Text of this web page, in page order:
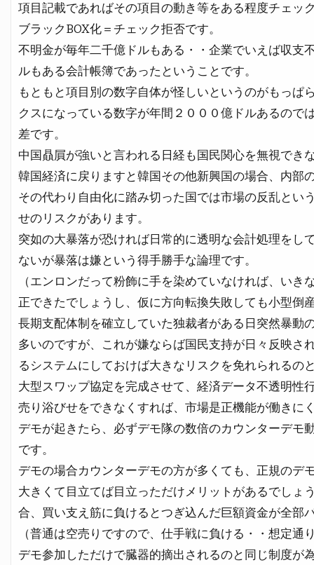
項目記載であればその項目の動き等をある程度チェッ
ブラックBOX化＝チェック拒否です。
不明金が毎年二千億ドルもある・・企業でいえば収支
ルもある会計帳簿であったということです。
もともと項目別の数字自体が怪しいというのがもっぱ
クスになっている数字が年間２０００億ドルあるので
差です。
中国贔屓が強いと言われる日経も国民関心を無視でき
韓国経済に戻りますと韓国その他新興国の場合、内部
その代わり自由化に踏み切った国では市場の反乱とい
せのリスクがあります。
突如の大暴落が恐ければ日常的に透明な会計処理をし
ないが暴落は嫌という得手勝手な論理です。
（エンロンだって粉飾に手を染めていなければ、い
正できたでしょうし、仮に方向転換失敗しても小型倒
長期支配体制を確立していた独裁者がある日突然暴動
多いのですが、これが嫌ならば国民支持が日々反映さ
るシステムにしておけば大きなリスクを免れられるの
大型スワップ協定を完成させて、経済データ不透明性
売り浴びせをできなくすれば、市場是正機能が働きに
デモが起きたら、必ずデモ隊の数倍のカウンターデモ
です。
デモの場合カウンターデモの方が多くても、正規のデ
大きくて目立てば目立っただけメリットがあるでしょ
合、買い支え筋に負けるとつぎ込んだ巨額資金が全部
（普通は空売りですので、仕手戦に負ける・・想定通
デモ参加しただけで臓器的摘出されるのと同じ制度が